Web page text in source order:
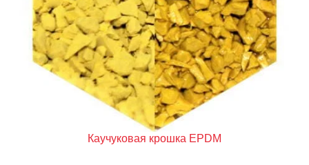
Каучуковая крошка EPDM